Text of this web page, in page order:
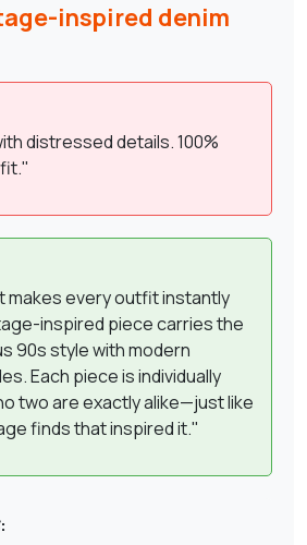
inspired denim
distressed details. 100%
makes every outfit instantly
inspired piece carries the
90s style with modern
Each piece is individually
two are exactly alike—just like
finds that inspired it."